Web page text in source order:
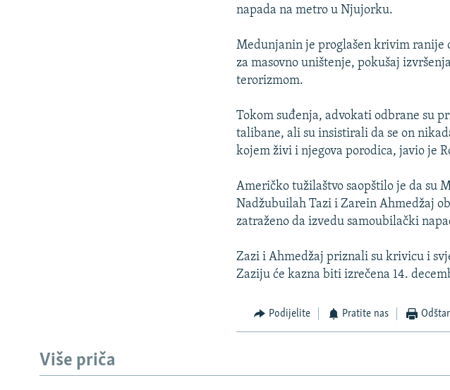
napada na metro u Njujorku.
Medunjanin je proglašen krivim ranije
za masovno uništenje, pokušaj
terorizmom.
Tokom suđenja, advokati odbrane su
talibane, ali su insistirali da se on
kojem živi i njegova porodica, javio je
Američko tužilaštvo saopštilo je da su
Nadžubuilah Tazi i Zarein Ahmedžaj
zatraženo da izvedu samoubilački
Zazi i Ahmedžaj priznali su krivicu i
Zaziju će kazna biti izrečena 14.
Podijelite Pratite nas
Više priča